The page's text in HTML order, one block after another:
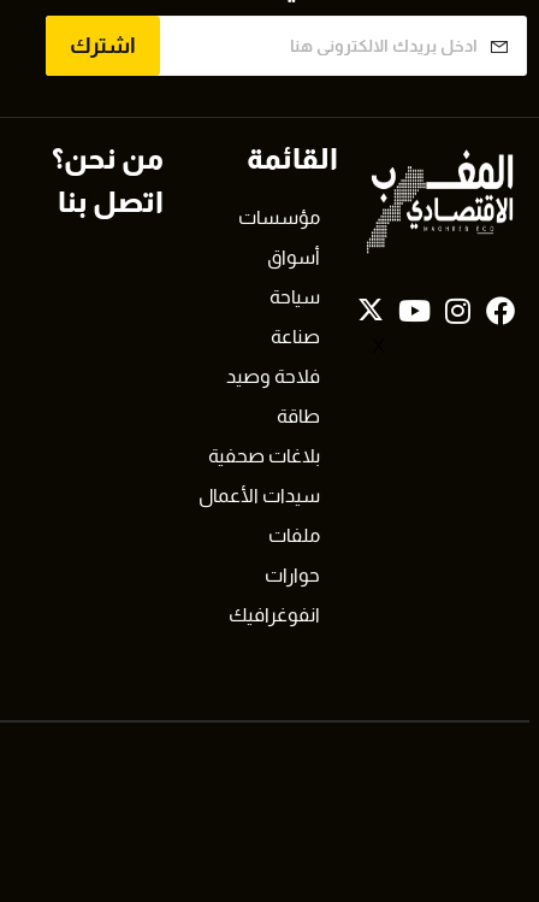
اشترك
القائمة
مؤسسات
أسواق
سياحة
صناعة
فلاحة وصيد
طاقة
بلاغات صحفية
سيدات الأعمال
ملفات
حوارات
انفوغرافيك
من نحن؟
اتصل بنا